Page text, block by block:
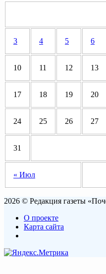
« Июл
3 4 5 6
10 11 12 13
17 18 19 20
24 25 26 27
31
2026 © Редакция газеты
О проекте
Карта сайта